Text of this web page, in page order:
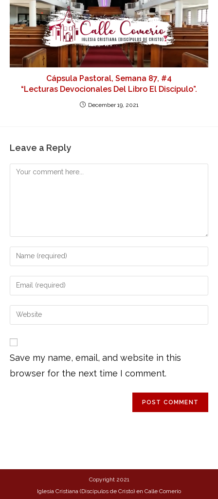
Cápsula Pastoral, Semana 87, #4
“Lecturas Devocionales Del Libro El Discípulo”.
December 19, 2021
Leave a Reply
Save my name, email, and website in this
browser for the next time I comment.
Copyright 2021
Iglesia Cristiana (Discípulos de Cristo) en Calle Comerío